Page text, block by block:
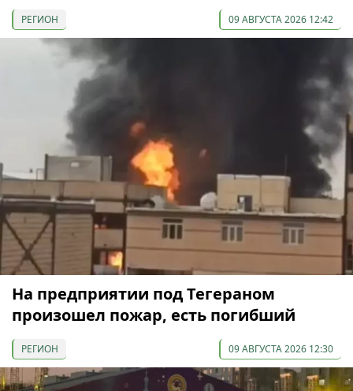
РЕГИОН 09 АВГУСТА 2026 12:42
На предприятии под Тегераном
произошел пожар, есть погибший
РЕГИОН 09 АВГУСТА 2026 12:30